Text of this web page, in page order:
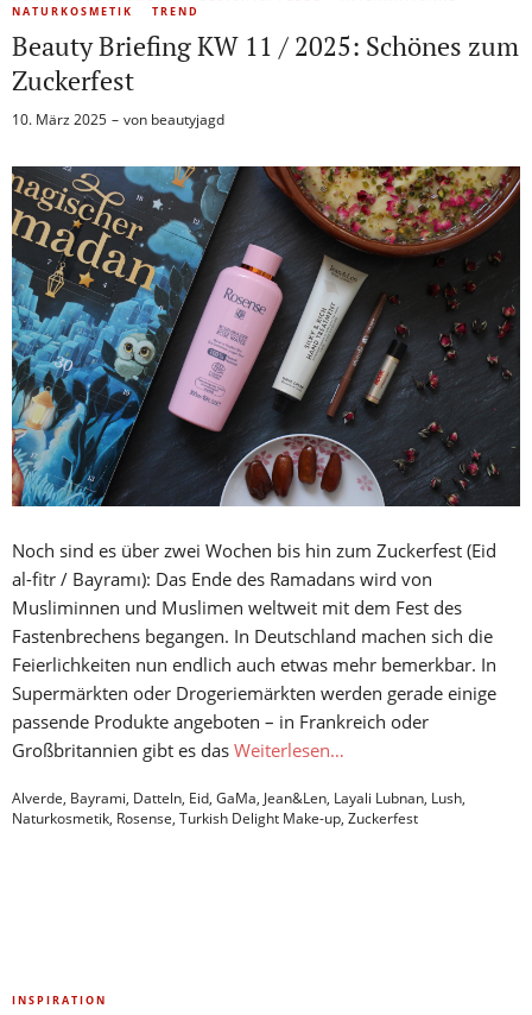
NATURKOSMETIK
TREND
Beauty Briefing KW 11 / 2025: Schönes zum
Zuckerfest
10. März 2025 von beautyjagd
Noch sind es über zwei Wochen bis hin zum Zuckerfest (Eid
al-fitr / Bayramı): Das Ende des Ramadans wird von
Musliminnen und Muslimen weltweit mit dem Fest des
Fastenbrechens begangen. In Deutschland machen sich die
Feierlichkeiten nun endlich auch etwas mehr bemerkbar. In
Supermärkten oder Drogeriemärkten werden gerade einige
passende Produkte angeboten – in Frankreich oder
Großbritannien gibt es das Weiterlesen…
Alverde, Bayrami, Datteln, Eid, GaMa, Jean&Len, Layali Lubnan, Lush,
Naturkosmetik, Rosense, Turkish Delight Make-up, Zuckerfest
INSPIRATION